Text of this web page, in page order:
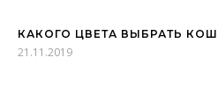
КАКОГО ЦВЕТА ВЫБРАТЬ
21.11.2019